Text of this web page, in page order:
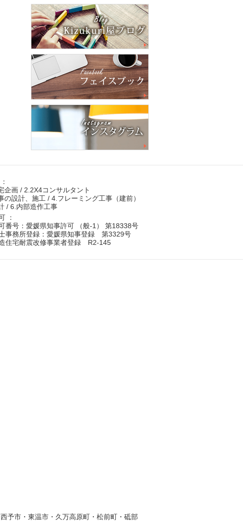
企画 / 2.2X4コンサルタント
の設計、施工 / 4.フレーミング工事（建前）
/ 6.内部造作工事
番号：愛媛県知事許可 （般-1） 第18338号
事務所登録：愛媛県知事登録 第3329号
住宅耐震改修事業者登録 R2-145
予市・東温市・久万高原町・松前町・砥部